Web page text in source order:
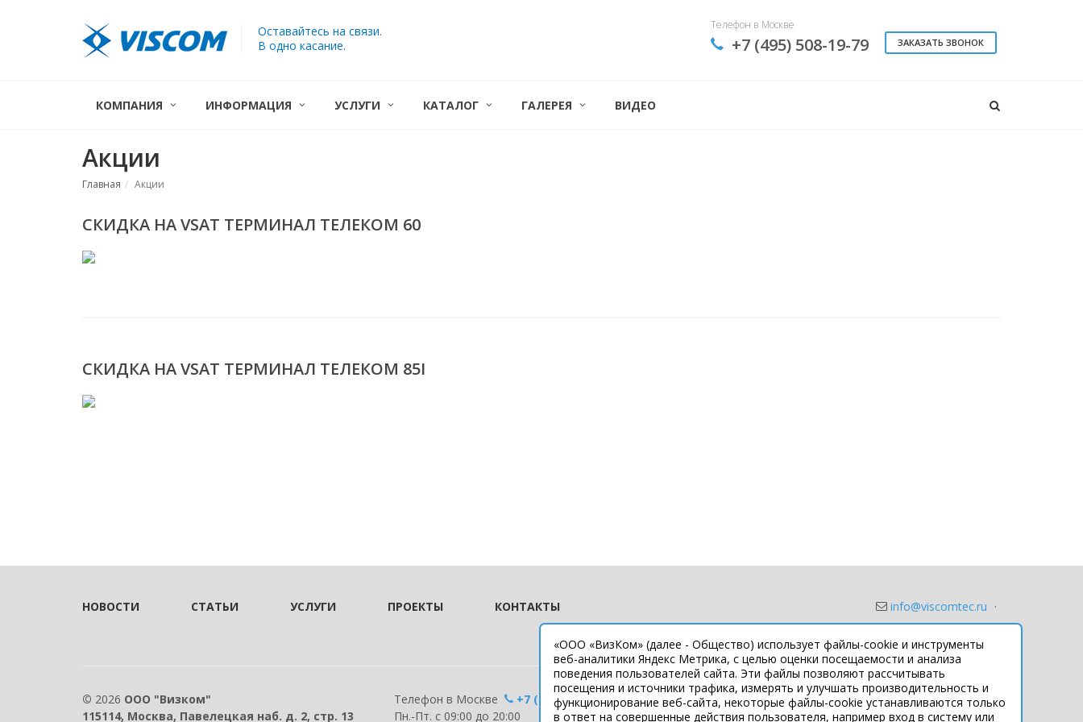
Оставайтесь на связи.
В одно касание.
Телефон в Москве
+7 (495) 508-19-79 ЗАКАЗАТЬ ЗВОНОК
КОМПАНИЯ ИНФОРМАЦИЯ УСЛУГИ КАТАЛОГ ГАЛЕРЕЯ ВИДЕО
Акции
Главная Акции
СКИДКА НА VSAT ТЕРМИНАЛ ТЕЛЕКОМ 60
СКИДКА НА VSAT ТЕРМИНАЛ ТЕЛЕКОМ 85I
НОВОСТИ СТАТЬИ УСЛУГИ ПРОЕКТЫ КОНТАКТЫ info@viscomtec.ru ·
Политика конфиденциальности и обработки
персональных данных
© 2026 ООО "Визком"
115114, Москва, Павелецкая наб. д. 2, стр. 13
Телефон в Москве
+7 (495) 508-19-79
Пн.-Пт. с 09:00 до 20:00
Подпишитесь
во Вконтакте
«ООО «ВизКом» (далее - Общество) использует файлы-cookie и инструменты
веб-аналитики Яндекс Метрика, с целью оценки посещаемости и анализа
поведения пользователей сайта. Эти файлы позволяют рассчитывать
посещения и источники трафика, измерять и улучшать производительность и
функционирование веб-сайта, некоторые файлы-cookie устанавливаются только
в ответ на совершенные действия пользователя, например вход в систему или